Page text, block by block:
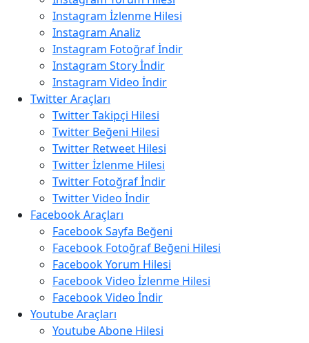
Instagram İzlenme Hilesi
Instagram Analiz
Instagram Fotoğraf İndir
Instagram Story İndir
Instagram Video İndir
Twitter Araçları
Twitter Takipçi Hilesi
Twitter Beğeni Hilesi
Twitter Retweet Hilesi
Twitter İzlenme Hilesi
Twitter Fotoğraf İndir
Twitter Video İndir
Facebook Araçları
Facebook Sayfa Beğeni
Facebook Fotoğraf Beğeni Hilesi
Facebook Yorum Hilesi
Facebook Video İzlenme Hilesi
Facebook Video İndir
Youtube Araçları
Youtube Abone Hilesi